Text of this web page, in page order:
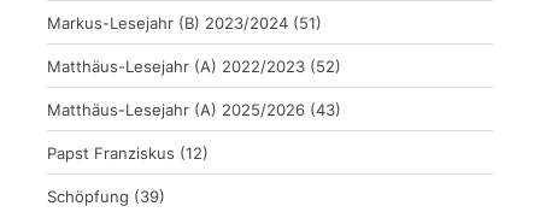
Markus-Lesejahr (B) 2023/2024 (51)
Matthäus-Lesejahr (A) 2022/2023 (52)
Matthäus-Lesejahr (A) 2025/2026 (43)
Papst Franziskus (12)
Schöpfung (39)